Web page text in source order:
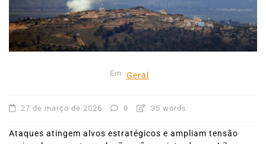
Em Geral
27 de março de 2026 0 35 words
Ataques atingem alvos estratégicos e ampliam tensão